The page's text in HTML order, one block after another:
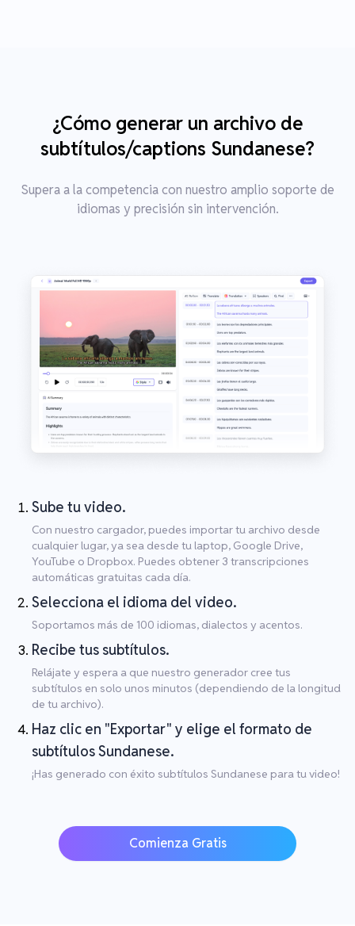
¿Cómo generar un archivo de
subtítulos/captions Sundanese?
Supera a la competencia con nuestro amplio soporte de
idiomas y precisión sin intervención.
Sube tu video.
Con nuestro cargador, puedes importar tu archivo desde
cualquier lugar, ya sea desde tu laptop, Google Drive,
YouTube o Dropbox. Puedes obtener 3 transcripciones
automáticas gratuitas cada día.
Selecciona el idioma del video.
Soportamos más de 100 idiomas, dialectos y acentos.
Recibe tus subtítulos.
Relájate y espera a que nuestro generador cree tus
subtítulos en solo unos minutos (dependiendo de la longitud
de tu archivo).
Haz clic en "Exportar" y elige el formato de
subtítulos Sundanese.
¡Has generado con éxito subtítulos Sundanese para tu video!
Comienza Gratis